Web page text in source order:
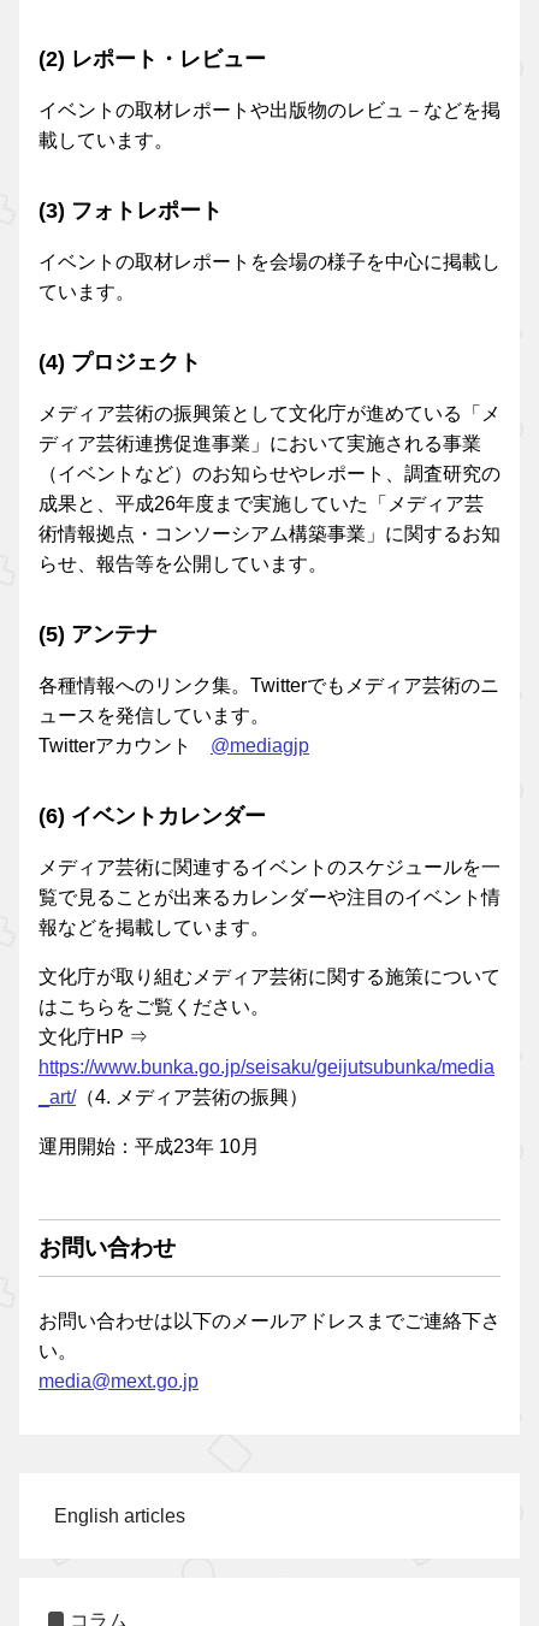
(2) レポート・レビュー
イベントの取材レポートや出版物のレビュ－などを掲
載しています。
(3) フォトレポート
イベントの取材レポートを会場の様子を中心に掲載し
ています。
(4) プロジェクト
メディア芸術の振興策として文化庁が進めている「メ
ディア芸術連携促進事業」において実施される事業
（イベントなど）のお知らせやレポート、調査研究の
成果と、平成26年度まで実施していた「メディア芸
術情報拠点・コンソーシアム構築事業」に関するお知
らせ、報告等を公開しています。
(5) アンテナ
各種情報へのリンク集。Twitterでもメディア芸術のニ
ュースを発信しています。
Twitterアカウント @mediagjp
(6) イベントカレンダー
メディア芸術に関連するイベントのスケジュールを一
覧で見ることが出来るカレンダーや注目のイベント情
報などを掲載しています。
文化庁が取り組むメディア芸術に関する施策について
はこちらをご覧ください。
文化庁HP ⇒
https://www.bunka.go.jp/seisaku/geijutsubunka/media
_art/（4. メディア芸術の振興）
運用開始：平成23年 10月
お問い合わせ
お問い合わせは以下のメールアドレスまでご連絡下さ
い。
media@mext.go.jp
English articles
コラム